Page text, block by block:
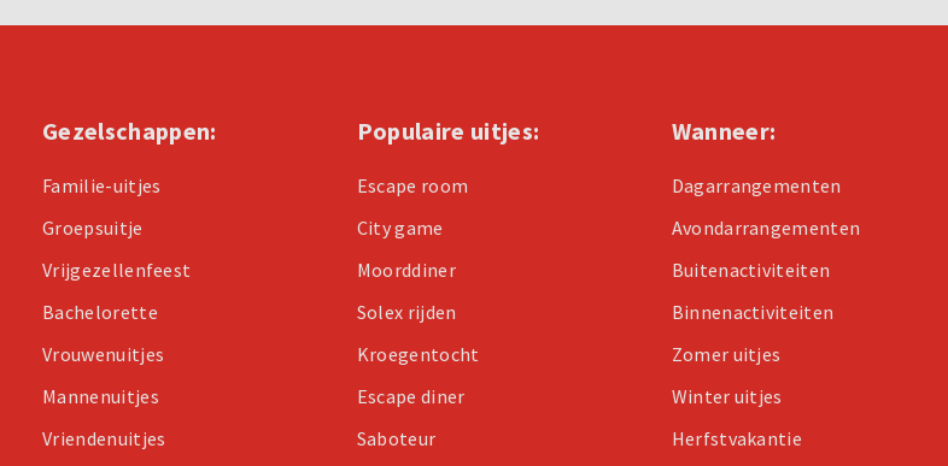
Gezelschappen:
Familie-uitjes
Groepsuitje
Vrijgezellenfeest
Bachelorette
Vrouwenuitjes
Mannenuitjes
Vriendenuitjes
Populaire uitjes:
Escape room
City game
Moorddiner
Solex rijden
Kroegentocht
Escape diner
Saboteur
Wanneer:
Dagarrangementen
Avondarrangementen
Buitenactiviteiten
Binnenactiviteiten
Zomer uitjes
Winter uitjes
Herfstvakantie